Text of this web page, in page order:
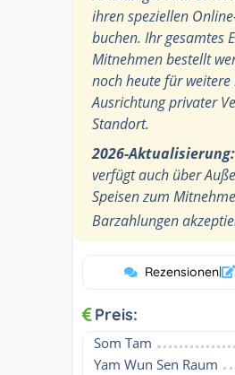
ihren speziellen
buchen. Ihr gesamtes
Mitnehmen bestellt
noch heute für
Ausrichtung privater
Standort.
2026-Aktualisierung:
verfügt auch über
Speisen zum
Barzahlungen
Rezensionen|
Preis:
Som Tam
Yam Wun Sen Raum